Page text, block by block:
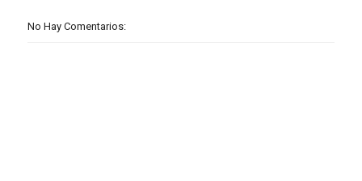
No Hay Comentarios: